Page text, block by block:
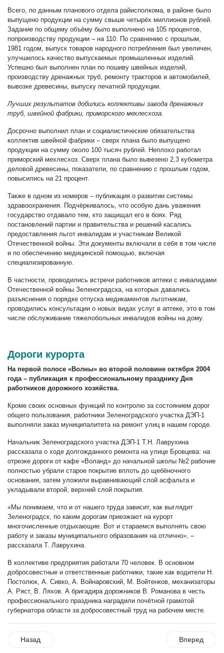
Всего, по данным планового отдела райисполкома, в районе было
выпущено продукции на сумму свыше четырёх миллионов рублей.
Задание по общему объёму было выполнено на 105 процентов,
попроизводству продукции – на 110. По сравнению с прошлым,
1981 годом, выпуск товаров народного потребления был увеличен,
улучшилось качество выпускаемых промышленных изделий.
Успешно был выполнен план по пошиву швейных изделий,
производству дренажных труб, ремонту тракторов и автомобилей,
вывозке древесины, выпуску печатной продукции.
Лучших результатов добились коллективы завода дренажных
труб, швейной фабрики, приморского мехлесхоза.
Досрочно выполнил план и социалистические обязательства
коллектив швейной фабрики – сверх плана было выпущено
продукции на сумму около 100 тысяч рублей. Неплохо работал
приморский мехлесхоз. Сверх плана было вывезено 2,3 кубометра
деловой древесины, показатели, по сравнению с прошлым годом,
повысились на 21 процент.
Также в одном из номеров – публикация о развитии системы
здравоохранения. Подчёркивалось, что особую дань уважения
государство отдавало тем, кто защищал его в боях. Ряд
постановлений партии и правительства и решений касались
предоставления льгот инвалидам и участникам Великой
Отечественной войны. Эти документы включали в себя в том числе
и по обеспечению медицинской помощью, включая
специализированную.
В частности, проводились встречи работников аптеки с инвалидами
Отечественной войны Зеленоградска, на которых давались
разъяснения о порядке отпуска медикаментов льготникам,
проводились консультации о новых видах услуг в аптеке, это в том
числе обслуживание тяжелобольных инвалидов войны на дому.
Дороги курорта
На первой полосе «Волны» во второй половине октября 2004
года – публикация к профессиональному празднику Дня
работников дорожного хозяйства.
Кроме своих основных функций по контролю за состоянием дорог
общего пользования, работники Зеленоградского участка ДЭП-1
выполняли заказ муниципалитета на ремонт улиц в нашем городе.
Начальник Зеленоградского участка ДЭП-1 Т.Н. Лаврухина
рассказала о ходе долгожданного ремонта на улице Бровцева: на
отрезке дороги от кафе «Воланд» до начальной школы №2 рабочие
полностью убрали старое покрытие вплоть до щебёночного
основания, затем уложили выравнивающий слой асфальта и
укладывали второй, верхний слой покрытия.
«Мы понимаем, что и от нашего труда зависит, как выглядит
Зеленоградск, по каким дорогам приезжают на курорт
многочисленные отдыхающие. Вот и стараемся выполнять свою
работу и заказы муниципального образования на отлично», –
рассказала Т. Лаврухина.
В коллективе предприятия работали 70 человек. В основном
добросовестные и ответственные работники, такие как водители Н.
Постолюк, А. Сивко, А. Войнаровский, М. Войтенков, механизаторы
А. Ряст, В. Ляхов. А бригадира дорожников В. Романова в честь
профессионального праздника наградили почётной грамотой
губернатора области за добросовестный труд на рабочем месте.
Назад Вперед